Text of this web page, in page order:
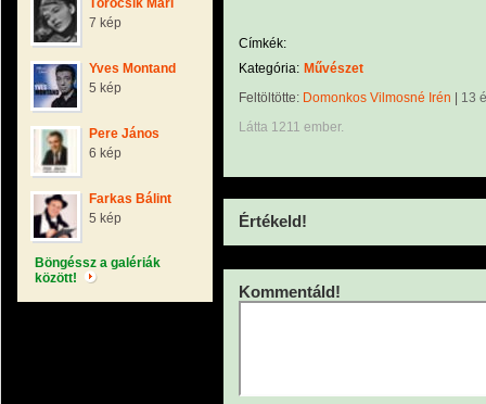
Törőcsik Mari
7 kép
Yves Montand
5 kép
Pere János
6 kép
Farkas Bálint
5 kép
Böngéssz a galériák
között!
Címkék:
Kategória: Művészet
Feltöltötte: Domonkos Vilmosné Irén
13
Látta 1211 ember.
Értékeld!
Kommentáld!